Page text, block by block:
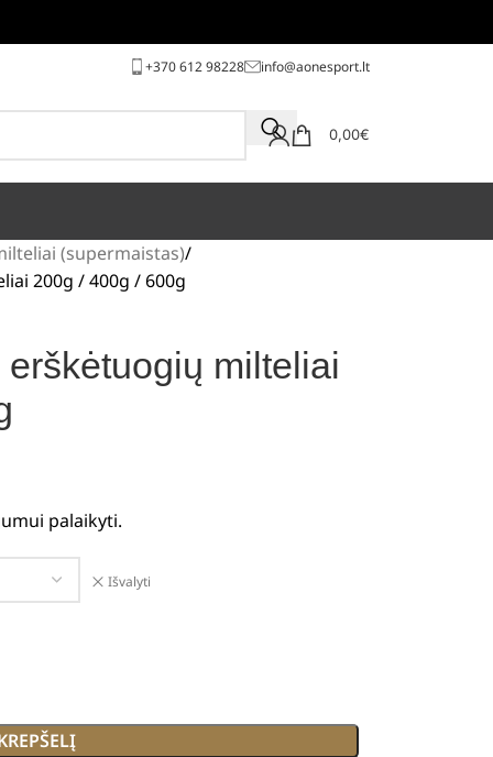
+370 612 98228 info@aonesport.lt
0,00€
(supermaistas)
200g / 400g / 600g
milteliai
palaikyti.
Išvalyti